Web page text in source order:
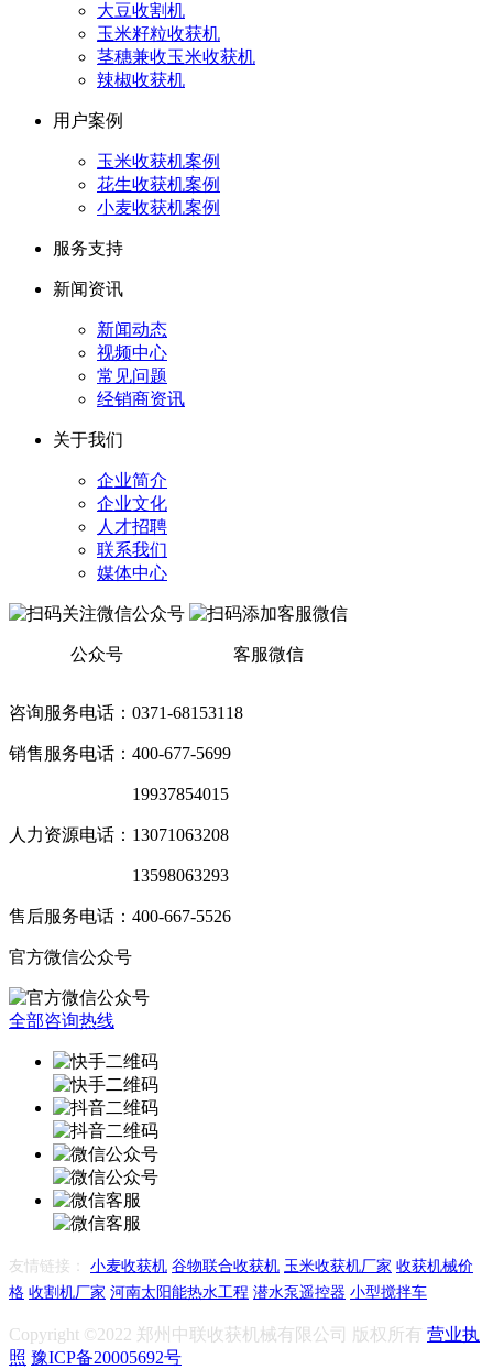
大豆收割机
玉米籽粒收获机
茎穗兼收玉米收获机
辣椒收获机
用户案例
玉米收获机案例
花生收获机案例
小麦收获机案例
服务支持
新闻资讯
新闻动态
视频中心
常见问题
经销商资讯
关于我们
企业简介
企业文化
人才招聘
联系我们
媒体中心
公众号 客服微信
咨询服务电话：0371-68153118
销售服务电话：400-677-5699
19937854015
人力资源电话：13071063208
13598063293
售后服务电话：400-667-5526
官方微信公众号
全部咨询热线
友情链接： 小麦收获机 谷物联合收获机 玉米收获机厂家 收获机械价
格 收割机厂家 河南太阳能热水工程 潜水泵遥控器 小型搅拌车
Copyright ©2022 郑州中联收获机械有限公司 版权所有 营业执
照 豫ICP备20005692号